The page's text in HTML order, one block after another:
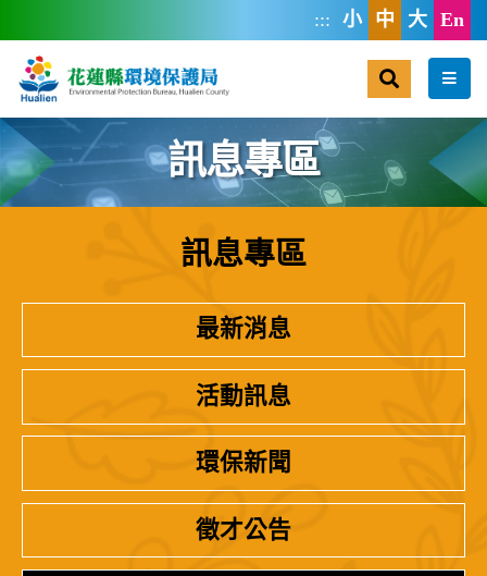
::: 小 中 大 En
選單
訊息專區
訊息專區
最新消息
活動訊息
環保新聞
徵才公告